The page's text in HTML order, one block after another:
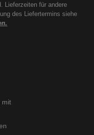
Lieferzeiten für andere
des Liefertermins siehe
mit